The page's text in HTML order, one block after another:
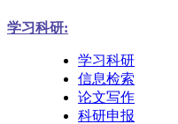
学习科研:
学习科研
信息检索
论文写作
科研申报